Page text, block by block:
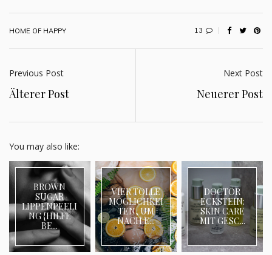
HOME OF HAPPY 13
Previous Post
Älterer Post
Next Post
Neuerer Post
You may also like:
BROWN
SUGAR
LIPPENPEELI
NG {HILFE
BE...
VIER TOLLE
MÖGLICHKEI
TEN, UM
NACH E...
DOCTOR
ECKSTEIN:
SKIN CARE
MIT GESC...